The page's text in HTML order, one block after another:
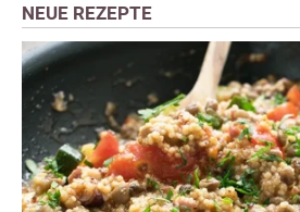
NEUE REZEPTE